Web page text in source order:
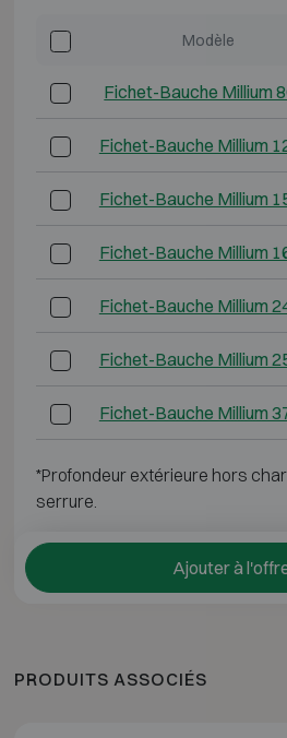
Modèle
Fichet-Bauche Millium
Fichet-Bauche Millium
Fichet-Bauche Millium
Fichet-Bauche Millium
Fichet-Bauche Millium
Fichet-Bauche Millium
Fichet-Bauche Millium
*Profondeur extérieure hors
serrure.
Ajouter à
PRODUITS ASSOCIÉS